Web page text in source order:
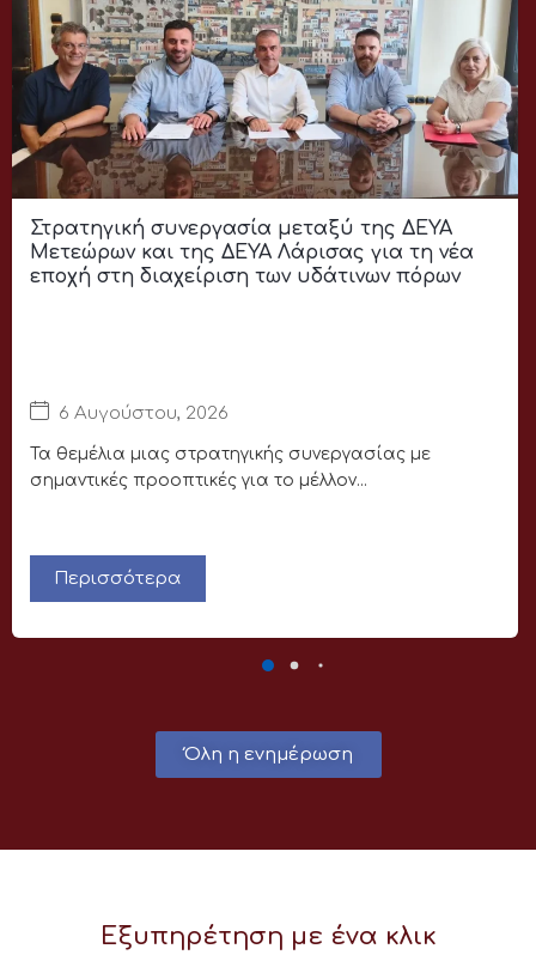
Στρατηγική συνεργασία μεταξύ της ΔΕΥΑ
Μετεώρων και της ΔΕΥΑ Λάρισας για τη νέα
εποχή στη διαχείριση των υδάτινων πόρων
6 Αυγούστου, 2026
Τα θεμέλια μιας στρατηγικής συνεργασίας με
σημαντικές προοπτικές για το μέλλον...
Περισσότερα
Όλη η ενημέρωση
Εξυπηρέτηση με ένα κλικ